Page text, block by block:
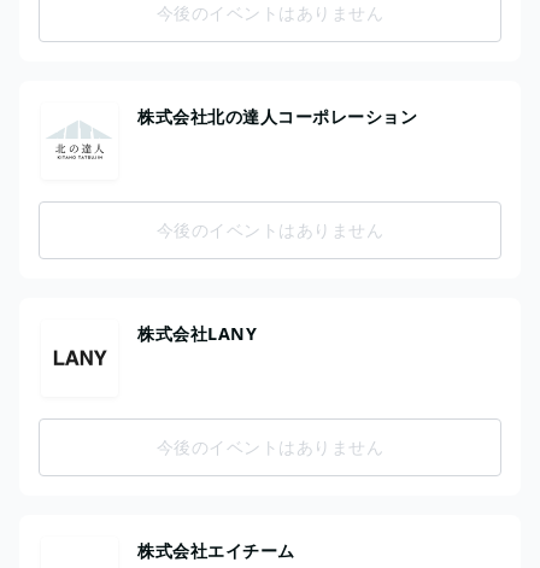
今後のイベントはありません
株式会社北の達人コーポレーション
今後のイベントはありません
株式会社LANY
今後のイベントはありません
株式会社エイチーム